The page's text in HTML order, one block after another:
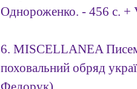
Однороженко. - 456 с. +
6. MISCELLANEA
поховальний обряд